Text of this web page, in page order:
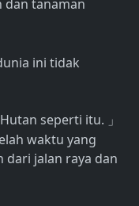
dan tanaman
ini tidak
seperti itu. 」
waktu yang
dari jalan raya dan